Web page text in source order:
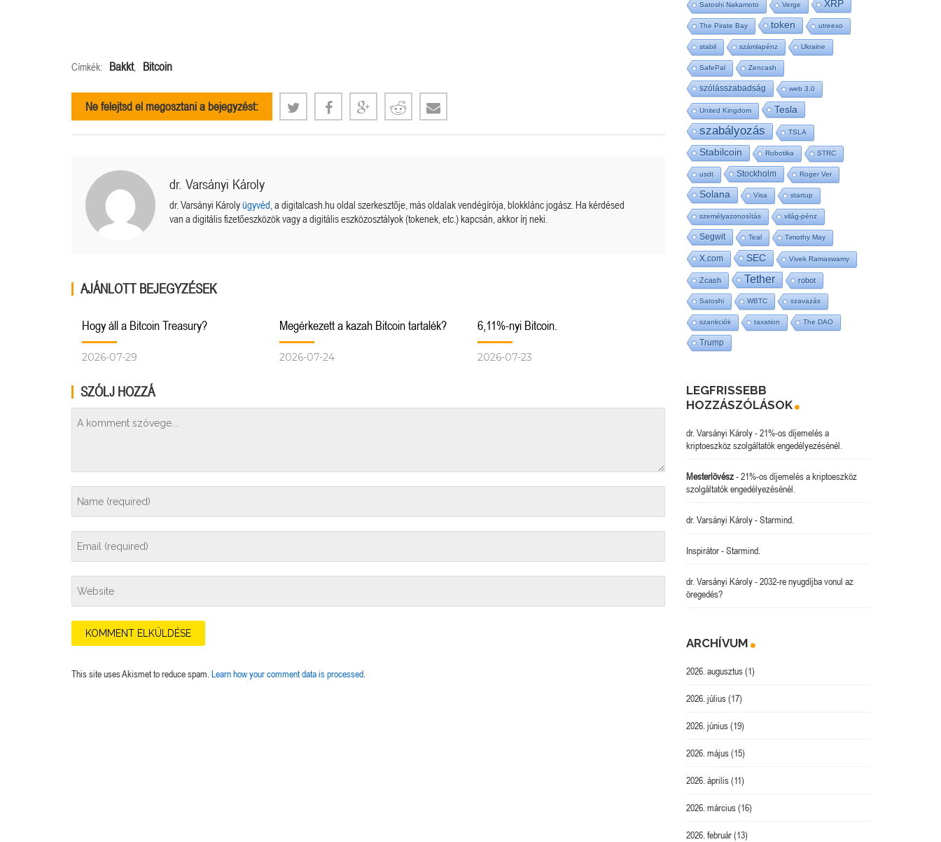
Címkék: Bakkt, Bitcoin
Ne felejtsd el megosztani a bejegyzést:
dr. Varsányi Károly
dr. Varsányi Károlyügyvéd , a digitalcash.hu oldal szerkesztője, más oldalak vendégírója, blokklánc jogász. Ha kérdésed
van a digitális fizetőeszközök vagy a digitális eszközosztályok (tokenek, etc.) kapcsán, akkor írj neki.
AJÁNLOTT BEJEGYZÉSEK
Hogy áll a Bitcoin Treasury?
2026-07-29
Megérkezett a kazah Bitcoin tartalék?
2026-07-24
6,11%-nyi Bitcoin.
2026-07-23
SZÓLJ HOZZÁ
This site uses Akismet to reduce spam. Learn how your comment data is processed.
Satoshi Nakamoto Verge XRP
The Pirate Bay token utreexo
stabil számlapénz Ukraine
SafePal Zencash
szólásszabadság web 3.0
United Kingdom Tesla
szabályozás TSLA
Stabilcoin Robotika STRC
usdt Stockholm Roger Ver
Solana Visa startup
személyazonosítás világ-pénz
Segwit Teal Timothy May
X.com SEC Vivek Ramaswamy
Zcash Tether robot
Satoshi WBTC szavazás
szankciók taxation The DAO
Trump
LEGFRISSEBB
HOZZÁSZÓLÁSOK
dr. Varsányi Károly-21%-os díjemelés a
kriptoeszköz szolgáltatók engedélyezésénél.
Mesterlövész-21%-os díjemelés a kriptoeszköz
szolgáltatók engedélyezésénél.
dr. Varsányi Károly-Starmind.
Inspirátor-Starmind.
dr. Varsányi Károly-2032-re nyugdíjba vonul az
öregedés?
ARCHÍVUM
2026. augusztus(1)
2026. július(17)
2026. június(19)
2026. május(15)
2026. április(11)
2026. március(16)
2026. február(13)